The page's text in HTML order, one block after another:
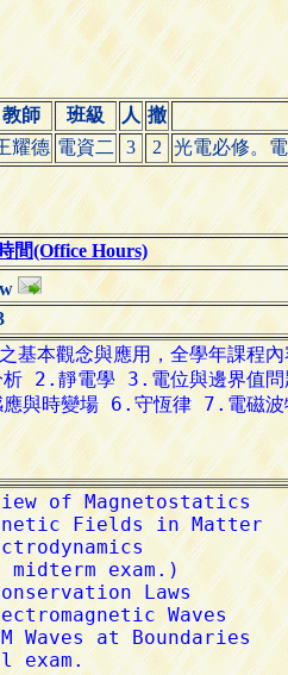
教師 班級 人 撤
耀德 電資二 3 2 光電必修。
間(Office Hours)